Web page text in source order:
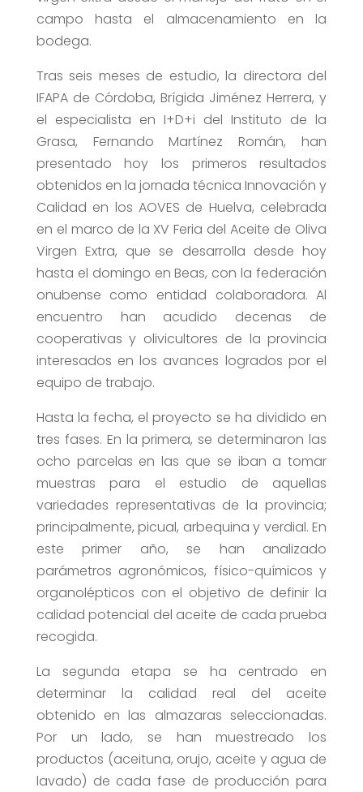
campo hasta el almacenamiento en la
bodega.
Tras seis meses de estudio, la directora del
IFAPA de Córdoba, Brígida Jiménez Herrera, y
el especialista en I+D+i del Instituto de la
Grasa, Fernando Martínez Román, han
presentado hoy los primeros resultados
obtenidos en la jornada técnica Innovación y
Calidad en los AOVES de Huelva, celebrada
en el marco de la XV Feria del Aceite de Oliva
Virgen Extra, que se desarrolla desde hoy
hasta el domingo en Beas, con la federación
onubense como entidad colaboradora. Al
encuentro han acudido decenas de
cooperativas y olivicultores de la provincia
interesados en los avances logrados por el
equipo de trabajo.
Hasta la fecha, el proyecto se ha dividido en
tres fases. En la primera, se determinaron las
ocho parcelas en las que se iban a tomar
muestras para el estudio de aquellas
variedades representativas de la provincia;
principalmente, picual, arbequina y verdial. En
este primer año, se han analizado
parámetros agronómicos, físico-químicos y
organolépticos con el objetivo de definir la
calidad potencial del aceite de cada prueba
recogida.
La segunda etapa se ha centrado en
determinar la calidad real del aceite
obtenido en las almazaras seleccionadas.
Por un lado, se han muestreado los
productos (aceituna, orujo, aceite y agua de
lavado) de cada fase de producción para